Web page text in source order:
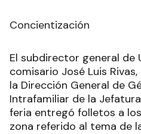
Concientización
El subdirector general de
comisario José Luis
la Dirección General de
Intrafamiliar de la
feria entregó folletos a
zona referido al tema de